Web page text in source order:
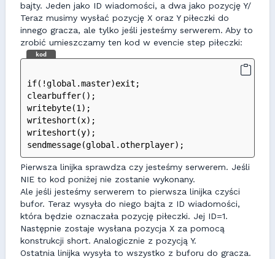
bajty. Jeden jako ID wiadomości, a dwa jako pozycję Y/
Teraz musimy wysłać pozycję X oraz Y piłeczki do
innego gracza, ale tylko jeśli jesteśmy serwerem. Aby to
zrobić umieszczamy ten kod w evencie step piłeczki:
kod
if(!global.master)exit;
clearbuffer();
writebyte(1);
writeshort(x);
writeshort(y);
sendmessage(global.otherplayer);
Pierwsza linijka sprawdza czy jesteśmy serwerem. Jeśli
NIE to kod poniżej nie zostanie wykonany.
Ale jeśli jesteśmy serwerem to pierwsza linijka czyści
bufor. Teraz wysyła do niego bajta z ID wiadomości,
która będzie oznaczała pozycję piłeczki. Jej ID=1.
Następnie zostaje wysłana pozycja X za pomocą
konstrukcji short. Analogicznie z pozycją Y.
Ostatnia linijka wysyła to wszystko z buforu do gracza.